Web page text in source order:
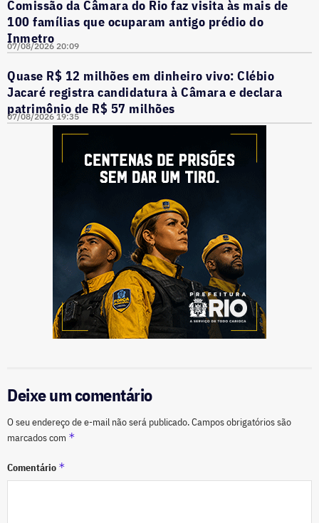
Comissão da Câmara do Rio faz visita às mais de
100 famílias que ocuparam antigo prédio do
Inmetro
07/08/2026 20:09
Quase R$ 12 milhões em dinheiro vivo: Clébio
Jacaré registra candidatura à Câmara e declara
patrimônio de R$ 57 milhões
07/08/2026 19:35
Deixe um comentário
O seu endereço de e-mail não será publicado.Campos obrigatórios são
marcados com *
Comentário *